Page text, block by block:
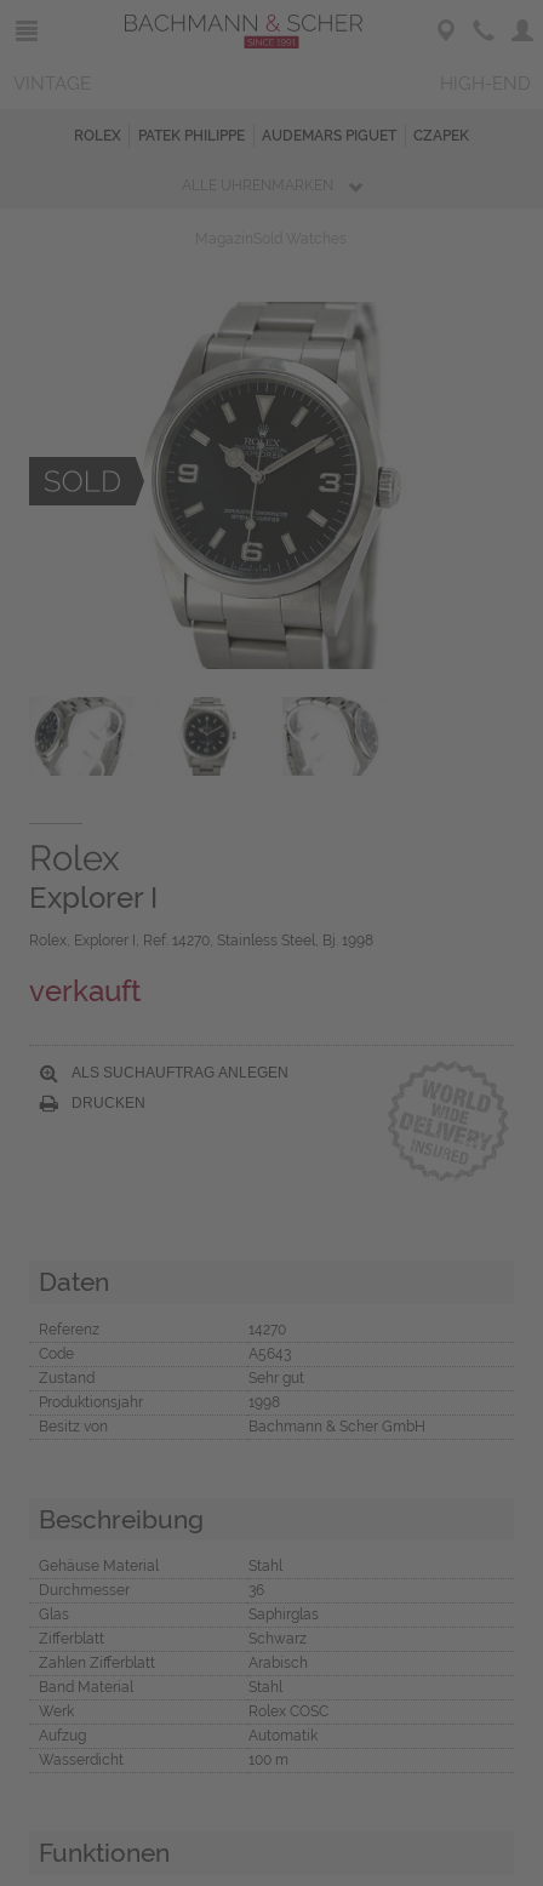
ROLEX PATEK PHILIPPE AUDEMARS PIGUET CZAPEK
Rolex
Explorer I
Rolex, Explorer I, Ref. 14270, Stainless Steel, Bj. 1998
verkauft
ALS SUCHAUFTRAG ANLEGEN
DRUCKEN
Daten
Referenz
14270
Code
A5643
Zustand
Sehr gut
Produktionsjahr
1998
Besitz von
Bachmann & Scher GmbH
Beschreibung
Gehäuse Material
Stahl
Durchmesser
36
Glas
Saphirglas
Zifferblatt
Schwarz
Zahlen Zifferblatt
Arabisch
Band Material
Stahl
Werk
Rolex COSC
Aufzug
Automatik
Wasserdicht
100 m
Funktionen